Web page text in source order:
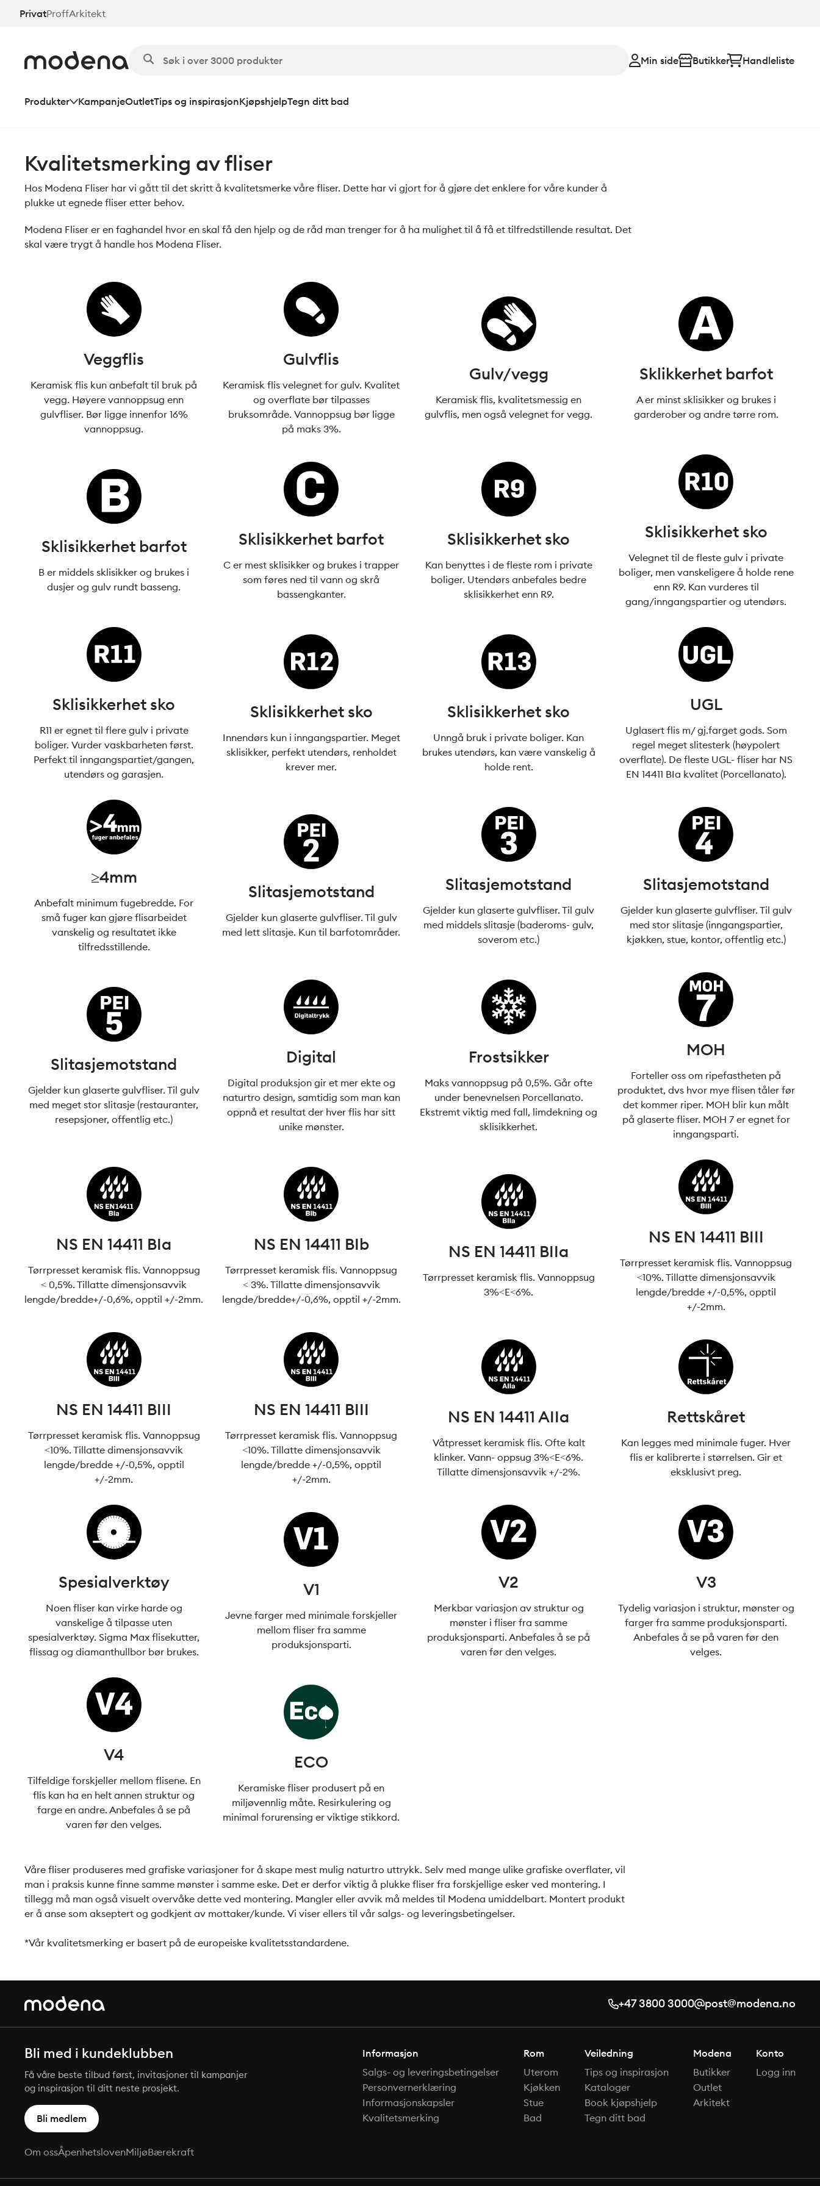
HoppPrivatProffArkitekt
Min side Butikker Handleliste
Produkter KampanjeOutletTips og inspirasjonKjøpshjelpTegn ditt bad
Kvalitetsmerking av fliser
Hos Modena Fliser har vi gått til det skritt å kvalitetsmerke våre fliser. Dette har vi gjort for å gjøre det enklere for våre kunder å
plukke ut egnede fliser etter behov.
Modena Fliser er en faghandel hvor en skal få den hjelp og de råd man trenger for å ha mulighet til å få et tilfredstillende resultat. Det
skal være trygt å handle hos Modena Fliser.
Veggflis
Keramisk flis kun anbefalt til bruk på
vegg. Høyere vannoppsug enn
gulvfliser. Bør ligge innenfor 16%
vannoppsug.
Gulvflis
Keramisk flis velegnet for gulv. Kvalitet
og overflate bør tilpasses
bruksområde. Vannoppsug bør ligge
på maks 3%.
Gulv/vegg
Keramisk flis, kvalitetsmessig en
gulvflis, men også velegnet for vegg.
Sklikkerhet barfot
A er minst sklisikker og brukes i
garderober og andre tørre rom.
Sklisikkerhet barfot
B er middels sklisikker og brukes i
dusjer og gulv rundt basseng.
Sklisikkerhet barfot
C er mest sklisikker og brukes i trapper
som føres ned til vann og skrå
bassengkanter.
Sklisikkerhet sko
Kan benyttes i de fleste rom i private
boliger. Utendørs anbefales bedre
sklisikkerhet enn R9.
Sklisikkerhet sko
Velegnet til de fleste gulv i private
boliger, men vanskeligere å holde rene
enn R9. Kan vurderes til
gang/inngangspartier og utendørs.
Sklisikkerhet sko
R11 er egnet til flere gulv i private
boliger. Vurder vaskbarheten først.
Perfekt til inngangspartiet/gangen,
utendørs og garasjen.
Sklisikkerhet sko
Innendørs kun i inngangspartier. Meget
sklisikker, perfekt utendørs, renholdet
krever mer.
Sklisikkerhet sko
Unngå bruk i private boliger. Kan
brukes utendørs, kan være vanskelig å
holde rent.
UGL
Uglasert flis m/ gj.farget gods. Som
regel meget slitesterk (høypolert
overflate). De fleste UGL- fliser har NS
EN 14411 BIa kvalitet (Porcellanato).
≥4mm
Anbefalt minimum fugebredde. For
små fuger kan gjøre flisarbeidet
vanskelig og resultatet ikke
tilfredsstillende.
Slitasjemotstand
Gjelder kun glaserte gulvfliser. Til gulv
med lett slitasje. Kun til barfotområder.
Slitasjemotstand
Gjelder kun glaserte gulvfliser. Til gulv
med middels slitasje (baderoms- gulv,
soverom etc.)
Slitasjemotstand
Gjelder kun glaserte gulvfliser. Til gulv
med stor slitasje (inngangspartier,
kjøkken, stue, kontor, offentlig etc.)
Slitasjemotstand
Gjelder kun glaserte gulvfliser. Til gulv
med meget stor slitasje (restauranter,
resepsjoner, offentlig etc.)
Digital
Digital produksjon gir et mer ekte og
naturtro design, samtidig som man kan
oppnå et resultat der hver flis har sitt
unike mønster.
Frostsikker
Maks vannoppsug på 0,5%. Går ofte
under benevnelsen Porcellanato.
Ekstremt viktig med fall, limdekning og
sklisikkerhet.
MOH
Forteller oss om ripefastheten på
produktet, dvs hvor mye flisen tåler før
det kommer riper. MOH blir kun målt
på glaserte fliser. MOH 7 er egnet for
inngangsparti.
NS EN 14411 BIa
Tørrpresset keramisk flis. Vannoppsug
< 0,5%. Tillatte dimensjonsavvik
lengde/bredde+/-0,6%, opptil +/-2mm.
NS EN 14411 BIb
Tørrpresset keramisk flis. Vannoppsug
< 3%. Tillatte dimensjonsavvik
lengde/bredde+/-0,6%, opptil +/-2mm.
NS EN 14411 BIIa
Tørrpresset keramisk flis. Vannoppsug
3%<E<6%.
NS EN 14411 BIII
Tørrpresset keramisk flis. Vannoppsug
<10%. Tillatte dimensjonsavvik
lengde/bredde +/-0,5%, opptil
+/-2mm.
NS EN 14411 BIII
Tørrpresset keramisk flis. Vannoppsug
<10%. Tillatte dimensjonsavvik
lengde/bredde +/-0,5%, opptil
+/-2mm.
NS EN 14411 BIII
Tørrpresset keramisk flis. Vannoppsug
<10%. Tillatte dimensjonsavvik
lengde/bredde +/-0,5%, opptil
+/-2mm.
NS EN 14411 AIIa
Våtpresset keramisk flis. Ofte kalt
klinker. Vann- oppsug 3%<E<6%.
Tillatte dimensjonsavvik +/-2%.
Rettskåret
Kan legges med minimale fuger. Hver
flis er kalibrerte i størrelsen. Gir et
eksklusivt preg.
Spesialverktøy
Noen fliser kan virke harde og
vanskelige å tilpasse uten
spesialverktøy. Sigma Max flisekutter,
flissag og diamanthullbor bør brukes.
V1
Jevne farger med minimale forskjeller
mellom fliser fra samme
produksjonsparti.
V2
Merkbar variasjon av struktur og
mønster i fliser fra samme
produksjonsparti. Anbefales å se på
varen før den velges.
V3
Tydelig variasjon i struktur, mønster og
farger fra samme produksjonsparti.
Anbefales å se på varen før den
velges.
V4
Tilfeldige forskjeller mellom flisene. En
flis kan ha en helt annen struktur og
farge en andre. Anbefales å se på
varen før den velges.
ECO
Keramiske fliser produsert på en
miljøvennlig måte. Resirkulering og
minimal forurensing er viktige stikkord.
Våre fliser produseres med grafiske variasjoner for å skape mest mulig naturtro uttrykk. Selv med mange ulike grafiske overflater, vil
man i praksis kunne finne samme mønster i samme eske. Det er derfor viktig å plukke fliser fra forskjellige esker ved montering. I
tillegg må man også visuelt overvåke dette ved montering. Mangler eller avvik må meldes til Modena umiddelbart. Montert produkt
er å anse som akseptert og godkjent av mottaker/kunde. Vi viser ellers til vår salgs- og leveringsbetingelser.
*Vår kvalitetsmerking er basert på de europeiske kvalitetsstandardene.
+47 3800 3000 post@modena.no
Bli med i kundeklubben
Få våre beste tilbud først, invitasjoner til kampanjer
og inspirasjon til ditt neste prosjekt.
Bli medlem
Om ossÅpenhetslovenMiljøBærekraft
Informasjon
Salgs- og leveringsbetingelser
Personvernerklæring
Informasjonskapsler
Kvalitetsmerking
Rom
Uterom
Kjøkken
Stue
Bad
Veiledning
Tips og inspirasjon
Kataloger
Book kjøpshjelp
Tegn ditt bad
Modena
Butikker
Outlet
Arkitekt
Konto
Logg inn